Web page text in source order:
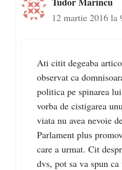
12 martie 2016 la
Ati citit degeaba
observat ca
politica pe spinarea
vorba de cistigarea
viata nu avea nevoie
Parlament plus
care a urmat. Cit
dvs, pot sa va spun